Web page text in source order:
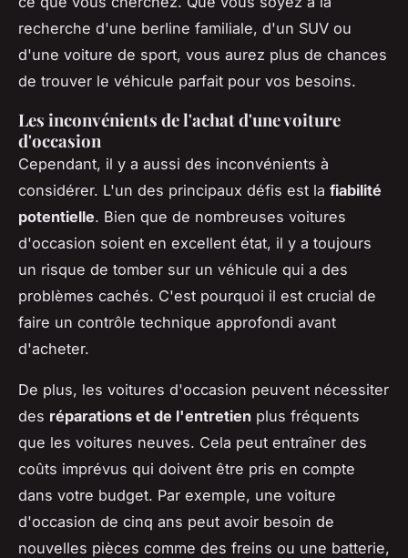
recherche d'une berline familiale, d'un SUV ou
d'une voiture de sport, vous aurez plus de chances
de trouver le véhicule parfait pour vos besoins.
Les inconvénients de l'achat d'une voiture
d'occasion
Cependant, il y a aussi des inconvénients à
considérer. L'un des principaux défis est la fiabilité
potentielle. Bien que de nombreuses voitures
d'occasion soient en excellent état, il y a toujours
un risque de tomber sur un véhicule qui a des
problèmes cachés. C'est pourquoi il est crucial de
faire un contrôle technique approfondi avant
d'acheter.
De plus, les voitures d'occasion peuvent nécessiter
des réparations et de l'entretien plus fréquents
que les voitures neuves. Cela peut entraîner des
coûts imprévus qui doivent être pris en compte
dans votre budget. Par exemple, une voiture
d'occasion de cinq ans peut avoir besoin de
nouvelles pièces comme des freins ou une batterie,